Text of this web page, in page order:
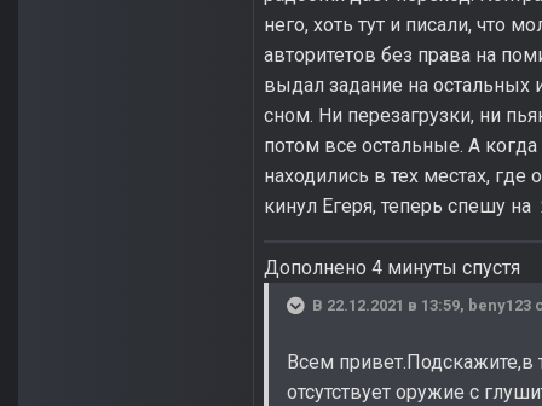
него, хоть тут и писали, что
авторитетов без права на
выдал задание на
сном. Ни перезагрузки, ни
потом все остальные. А
находились в тех местах,
кинул Егеря, теперь спешу
Дополнено 4 минуты спустя
В 22.12.2021 в 13:59, beny123
Всем
отсутствует оружие с